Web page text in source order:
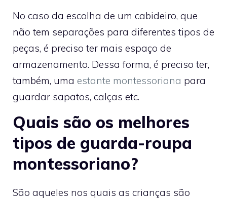
No caso da escolha de um cabideiro, que
não tem separações para diferentes tipos de
peças, é preciso ter mais espaço de
armazenamento. Dessa forma, é preciso ter,
também, uma estante montessoriana para
guardar sapatos, calças etc.
Quais são os melhores
tipos de guarda-roupa
montessoriano?
São aqueles nos quais as crianças são